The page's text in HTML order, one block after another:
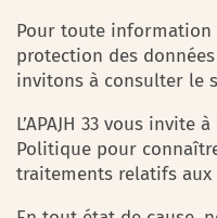
Pour toute
protection des
invitons à consulter le
L’APAJH 33 vous
Politique pour
traitements relatifs aux